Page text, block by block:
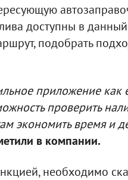
доступны в
подобрать
приложение
проверить
экономить время и
в компании.
необходимо